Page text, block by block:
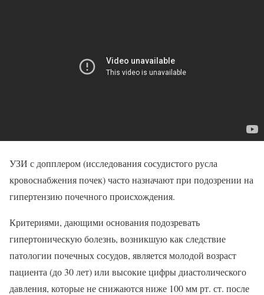
УЗИ с допплером (исследования сосудистого русла
кровоснабжения почек) часто назначают при подозрении на
гипертензию почечного происхождения.
Критериями, дающими основания подозревать
гипертоническую болезнь, возникшую как следствие
патологии почечных сосудов, является молодой возраст
пациента (до 30 лет) или высокие цифры диастолического
давления, которые не снижаются ниже 100 мм рт. ст. после